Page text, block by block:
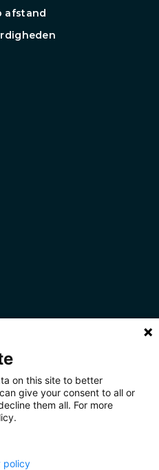
afstand
on this site to better
give your consent to all or
them all. For more
policy